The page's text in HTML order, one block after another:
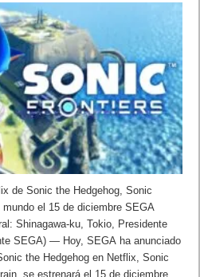
de Sonic the Hedgehog, Sonic
el 15 de diciembre SEGA
Shinagawa-ku, Tokio, Presidente
SEGA) — Hoy, SEGA ha anunciado
the Hedgehog en Netflix, Sonic
se estrenará el 15 de diciembre